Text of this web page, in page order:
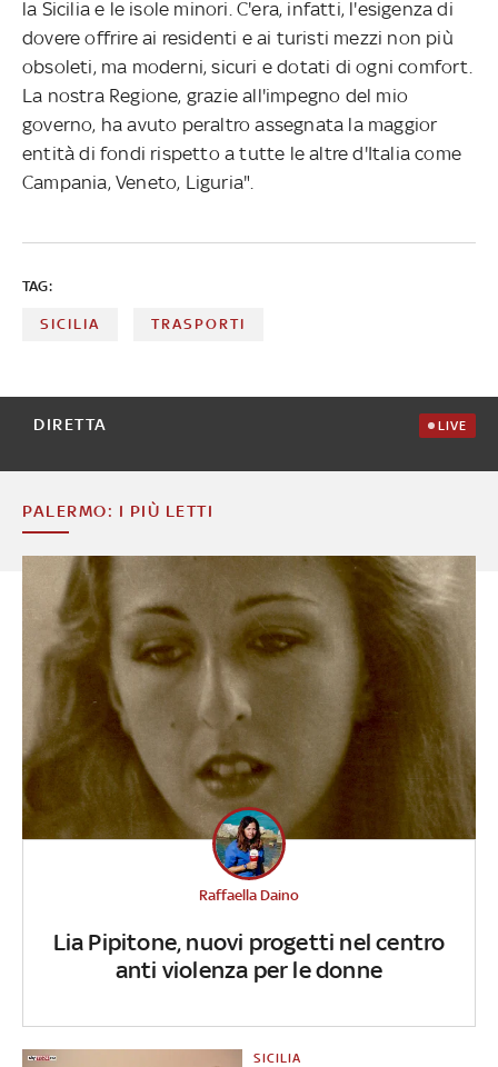
la Sicilia e le isole minori. C'era, infatti, l'esigenza di
dovere offrire ai residenti e ai turisti mezzi non più
obsoleti, ma moderni, sicuri e dotati di ogni comfort.
La nostra Regione, grazie all'impegno del mio
governo, ha avuto peraltro assegnata la maggior
entità di fondi rispetto a tutte le altre d'Italia come
Campania, Veneto, Liguria".
TAG:
SICILIA TRASPORTI
DIRETTA LIVE
PALERMO: I PIÙ LETTI
Lia Pipitone, nuovi progetti nel centro
anti violenza per le donne
Raffaella Daino
SICILIA